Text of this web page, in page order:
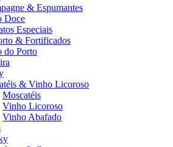
& Espumantes
Doce
Especiais
& Fortificados
do Porto
& Vinho Licoroso
Moscatéis
Vinho Licoroso
Vinho Abafado